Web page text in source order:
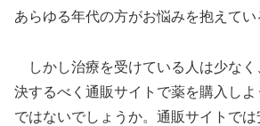
あらゆる年代の方がお悩みを抱えてい
しかし治療を受けている人は少なく
決するべく通販サイトで薬を購入し
ではないでしょうか。通販サイトで